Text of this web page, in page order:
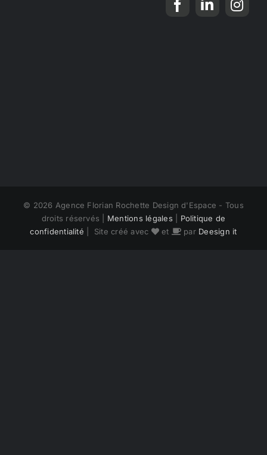
© 2026 Agence Florian Rochette Design d'Espace - Tous
droits réservés | Mentions légales
Politique de
confidentialité | Site créé avec et par Deesign it